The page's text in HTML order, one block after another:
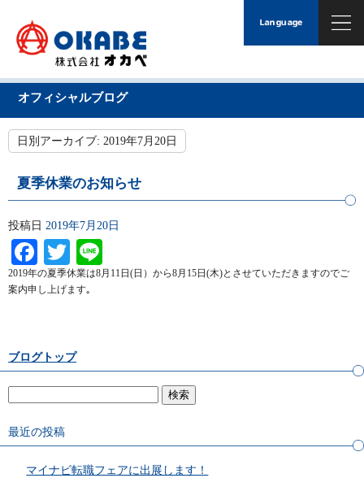
オフィシャルブログ
日別アーカイブ: 2019年7月20日
夏季休業のお知らせ
投稿日 2019年7月20日
Facebook
Twitter
2019年の夏季休業は8月11日(日）から8月15日(木)とさせていただきますのでご
案内申し上げます｡
ブログトップ
最近の投稿
マイナビ転職フェアに出展します！